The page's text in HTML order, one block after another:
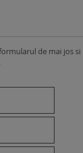
de mai jos si